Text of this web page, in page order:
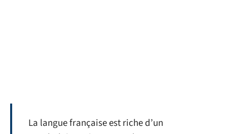
La langue française est riche d’un